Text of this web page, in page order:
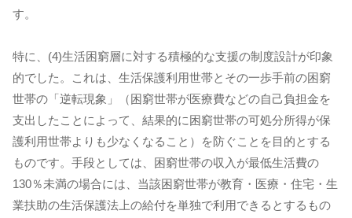
す。
特に、(4)生活困窮層に対する積極的な支援の制度設計が印象
的でした。これは、生活保護利用世帯とその一歩手前の困窮
世帯の「逆転現象」（困窮世帯が医療費などの自己負担金を
支出したことによって、結果的に困窮世帯の可処分所得が保
護利用世帯よりも少なくなること）を防ぐことを目的とする
ものです。手段としては、困窮世帯の収入が最低生活費の
130％未満の場合には、当該困窮世帯が教育・医療・住宅・生
業扶助の生活保護法上の給付を単独で利用できるとするもの